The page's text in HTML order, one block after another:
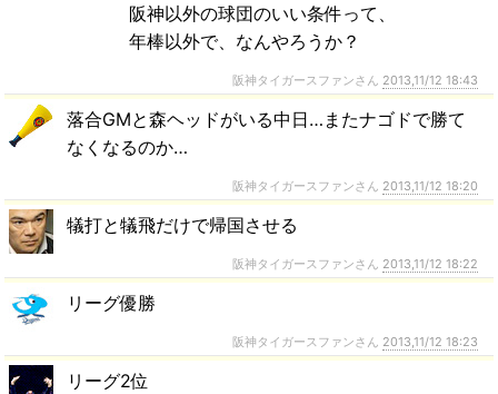
阪神以外の球団のいい条件って、
年棒以外で、なんやろうか？
阪神タイガースファンさん 2013,11/12 18:43
落合GMと森ヘッドがいる中日…またナゴドで勝て
なくなるのか…
阪神タイガースファンさん 2013,11/12 18:20
犠打と犠飛だけで帰国させる
阪神タイガースファンさん 2013,11/12 18:22
リーグ優勝
阪神タイガースファンさん 2013,11/12 18:23
リーグ2位